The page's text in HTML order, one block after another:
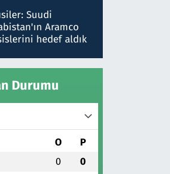
verdi, ben
Suudi
Aramco
hedef aldık
Durumu
O P
0 0